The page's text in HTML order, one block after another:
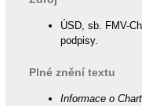
ÚSD, sb. FMV-
podpisy.
Plné znění textu
Informace o